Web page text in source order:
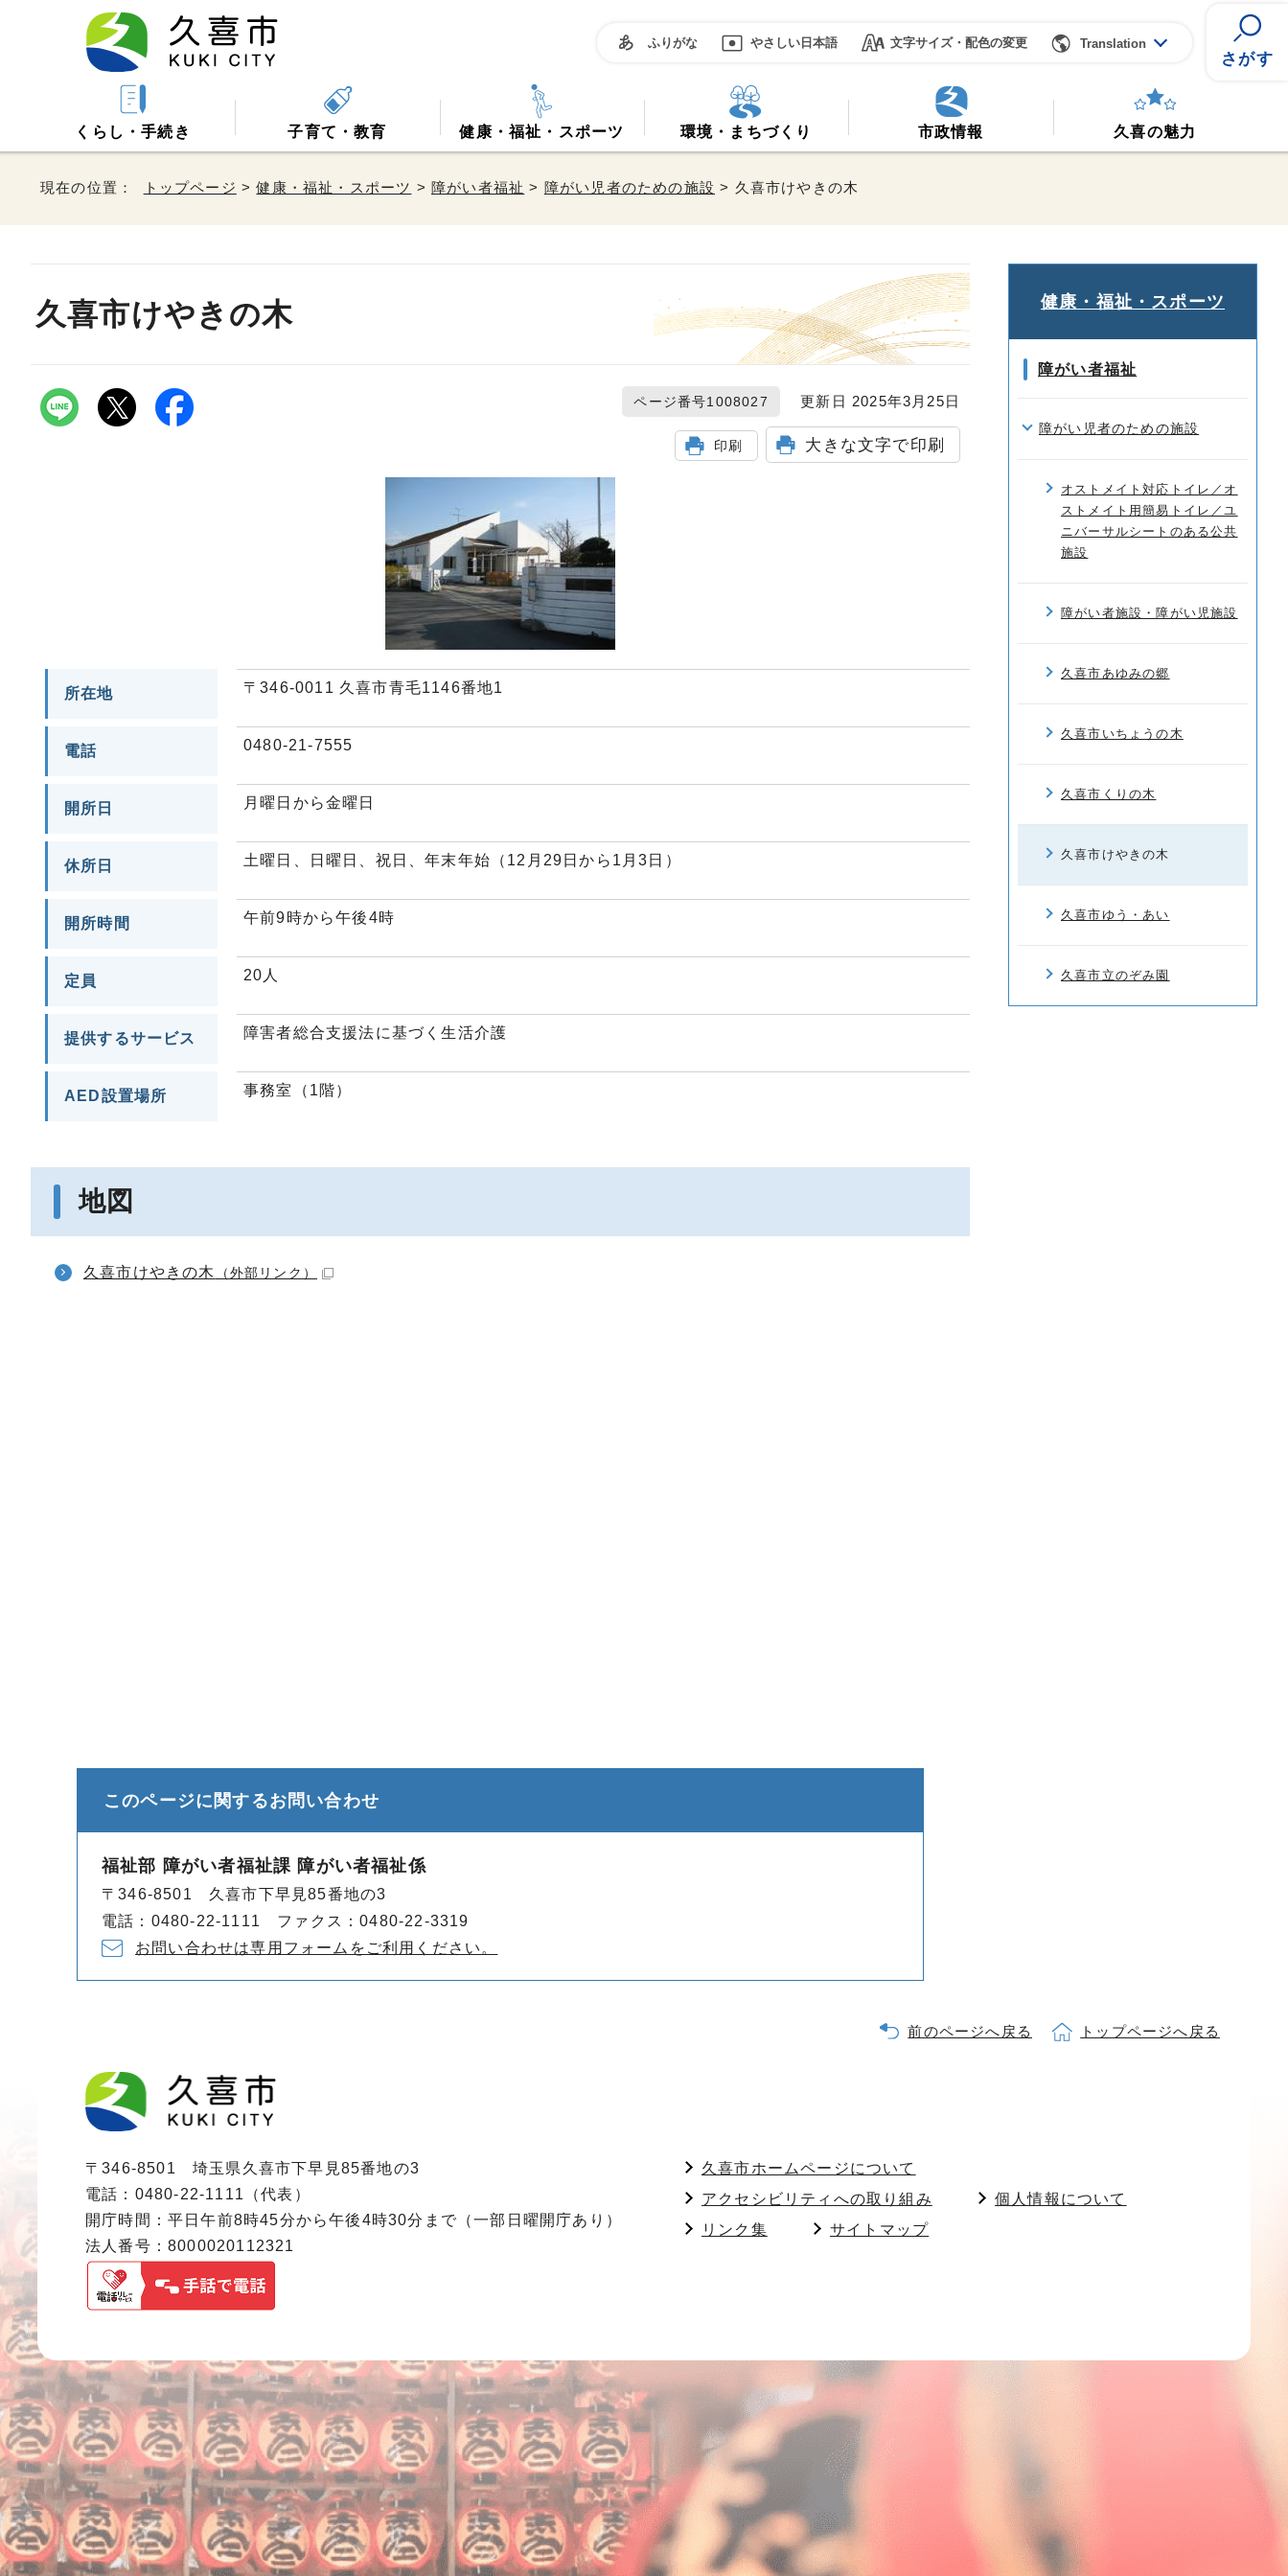
ふりがな やさしい日本語 文字サイズ・配色の変更 Translation
さがす
くらし・手続き 子育て・教育 健康・福祉・スポーツ 環境・まちづくり 市政情報 久喜の魅力
現在の位置： トップページ >健康・福祉・スポーツ >障がい者福祉 > 障がい児者のための施設 > 久喜市けやきの木
久喜市けやきの木
ページ番号1008027 更新日 2025年3月25日
印刷 大きな文字で印刷
所在地 〒346-0011 久喜市青毛1146番地1
電話 0480-21-7555
開所日 月曜日から金曜日
休所日 土曜日、日曜日、祝日、年末年始（12月29日から1月3日）
開所時間 午前9時から午後4時
定員 20人
提供するサービス 障害者総合支援法に基づく生活介護
AED設置場所 事務室（1階）
地図
久喜市けやきの木 （外部リンク）
このページに関するお問い合わせ
福祉部 障がい者福祉課 障がい者福祉係
〒346-8501 久喜市下早見85番地の3
電話：0480-22-1111 ファクス：0480-22-3319
お問い合わせは専用フォームをご利用ください。
健康・福祉・スポーツ
障がい者福祉
障がい児者のための施設
オストメイト対応トイレ／オ
ストメイト用簡易トイレ／ユ
ニバーサルシートのある公共
施設
障がい者施設・障がい児施設
久喜市あゆみの郷
久喜市いちょうの木
久喜市くりの木
久喜市けやきの木
久喜市ゆう・あい
久喜市立のぞみ園
前のページへ戻る トップページへ戻る
〒346-8501 埼玉県久喜市下早見85番地の3
電話：0480-22-1111（代表）
開庁時間：平日午前8時45分から午後4時30分まで（一部日曜開庁あり）
法人番号：8000020112321
久喜市ホームページについて
アクセシビリティへの取り組み
個人情報について
リンク集
サイトマップ